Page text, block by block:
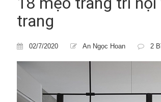
trang
02/7/2020 An Ngọc Hoan 2